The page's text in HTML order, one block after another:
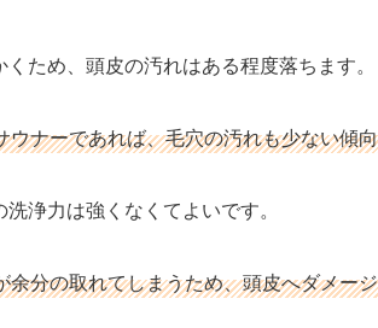
ため、頭皮の汚れはある程度落ちます。
ウナーであれば、毛穴の汚れも少ない傾
浄力は強くなくてよいです。
余分の取れてしまうため、頭皮へダメー